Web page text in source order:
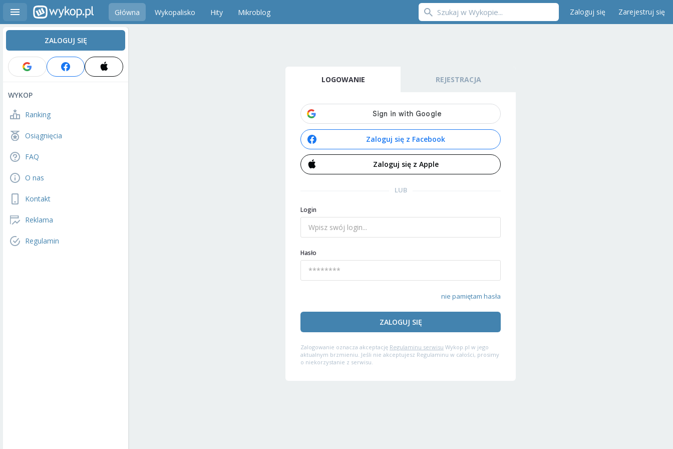
Główna Wykopalisko Hity Mikroblog Zaloguj się Zarejestruj się
ZALOGUJ SIĘ
WYKOP
Ranking
Osiągnięcia
FAQ
O nas
Kontakt
Reklama
Regulamin
LOGOWANIE REJESTRACJA
Zaloguj się z Facebook
Zaloguj się z Apple
LUB
Login
Hasło
nie pamiętam hasła
ZALOGUJ SIĘ
Zalogowanie oznacza akceptację Regulaminu serwisu Wykop.pl w jego
aktualnym brzmieniu. Jeśli nie akceptujesz Regulaminu w całości, prosimy
o niekorzystanie z serwisu.